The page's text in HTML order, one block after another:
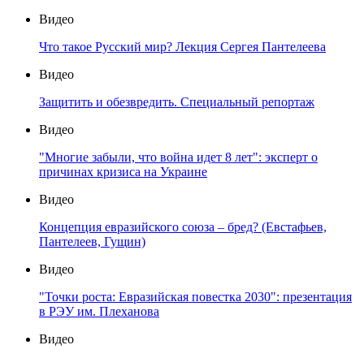
Видео
Что такое Русский мир? Лекция Сергея Пантелеева
Видео
Защитить и обезвредить. Специальный репортаж
Видео
"Многие забыли, что война идет 8 лет": эксперт о
причинах кризиса на Украине
Видео
Концепция евразийского союза – бред? (Евстафьев,
Пантелеев, Гущин)
Видео
"Точки роста: Евразийская повестка 2030": презентация
в РЭУ им. Плеханова
Видео